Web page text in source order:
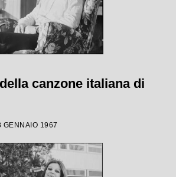
canzone italiana di
GENNAIO 1967